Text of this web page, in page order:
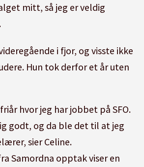
mitt, så jeg er veldig
i fjor, og visste ikke
Hun tok derfor et år uten
hvor jeg har jobbet på SFO.
godt, og da ble det til at jeg
sier Celine.
Samordna opptak viser en